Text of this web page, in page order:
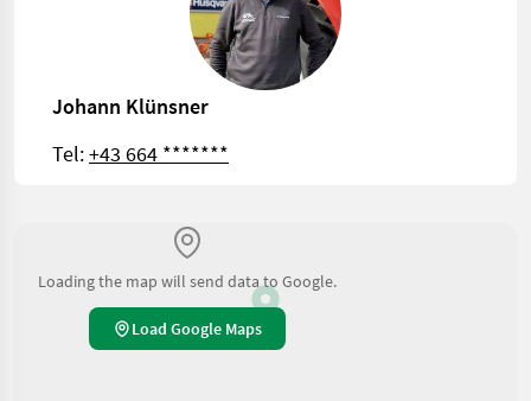
Johann Klünsner
Tel:+43 664 *******
Loading the map will send data to Google.
Load Google Maps